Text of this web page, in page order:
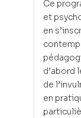
Ce
et
en
d’abord
de
en